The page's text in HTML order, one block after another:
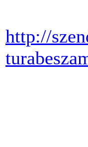
http://